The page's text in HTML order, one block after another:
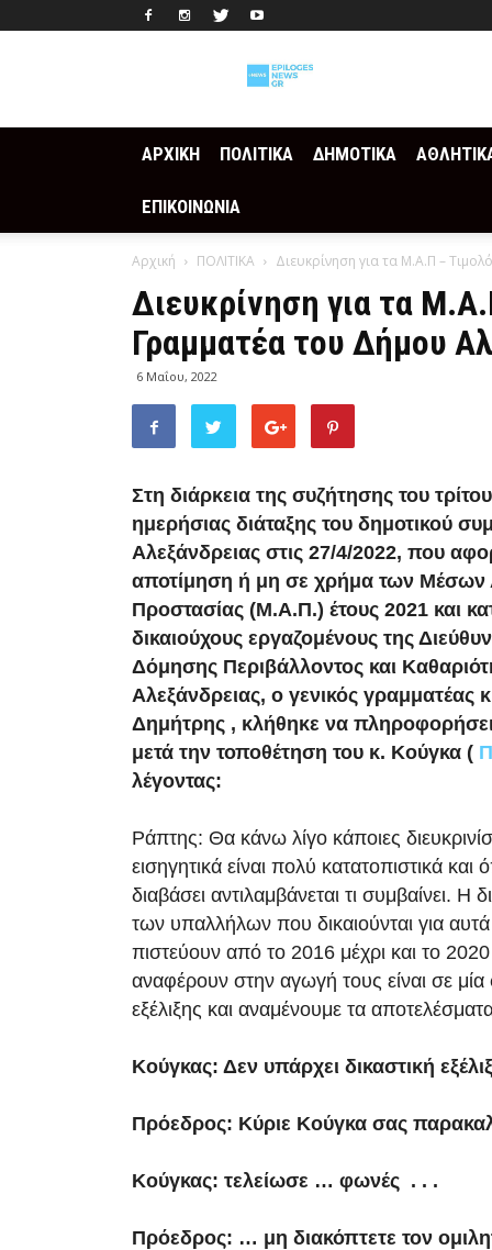
ΑΡΧΙΚΗ ΠΟΛΙΤΙΚΑ ΔΗΜΟΤΙΚΑ
ΕΠΙΚΟΙΝΩΝΙΑ
Αρχική ΠΟΛΙΤΙΚΑ Διευκρίνηση για τα Μ.Α.Π –
Διευκρίνηση για τα
Γραμματέα του Δήμου
6 Μαΐου, 2022
Στη διάρκεια της συζήτησης του
ημερήσιας διάταξης του δημοτικού
Αλεξάνδρειας στις 27/4/2022, που
αποτίμηση ή μη σε χρήμα των Μέσων
Προστασίας (Μ.Α.Π.) έτους 2021 και
δικαιούχους εργαζομένους της
Δόμησης Περιβάλλοντος και
Αλεξάνδρειας, ο γενικός γραμματέας
Δημήτρης , κλήθηκε να
μετά την τοποθέτηση του κ. Κούγκα (
λέγοντας:
Ράπτης: Θα κάνω λίγο κάποιες
εισηγητικά είναι πολύ κατατοπιστικά και
διαβάσει αντιλαμβάνεται τι συμβαίνει. Η
των υπαλλήλων που δικαιούνται για
πιστεύουν από το 2016 μέχρι και το
αναφέρουν στην αγωγή τους είναι σε μία
εξέλιξης και αναμένουμε τα
Κούγκας: Δεν υπάρχει δικαστική
Πρόεδρος: Κύριε Κούγκα σας
Κούγκας: τελείωσε … φωνές . . .
Πρόεδρος: … μη διακόπτετε τον